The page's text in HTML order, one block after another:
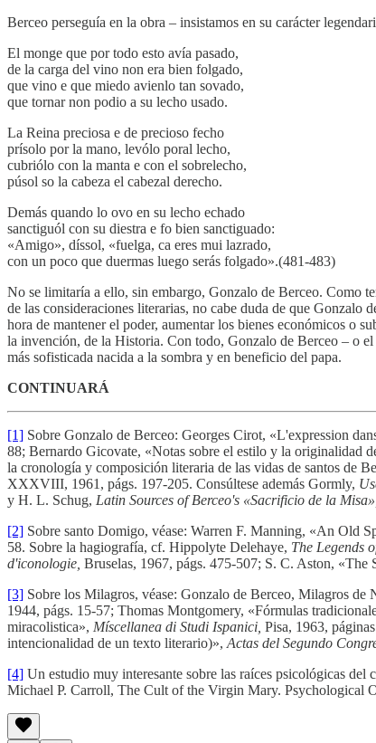
Berceo perseguía en la obra – insistamos en su carácter
El monge que por todo esto avía pasado,
de la carga del vino non era bien folgado,
que vino e que miedo avienlo tan sovado,
que tornar non podio a su lecho usado.
La Reina preciosa e de precioso fecho
prísolo por la mano, levólo poral lecho,
cubriólo con la manta e con el sobrelecho,
púsol so la cabeza el cabezal derecho.
Demás quando lo ovo en su lecho echado
sanctiguól con su diestra e fo bien sanctiguado:
«Amigo», díssol, «fuelga, ca eres mui lazrado,
con un poco que duermas luego serás folgado».(481-483)
No se limitaría a ello, sin embargo, Gonzalo de Berceo. Como
de las consideraciones literarias, no cabe duda de que Gonzalo
hora de mantener el poder, aumentar los bienes económicos o
la invención, de la Historia. Con todo, Gonzalo de Berceo – o
más sofisticada nacida a la sombra y en beneficio del papa.
CONTINUARÁ
[1] Sobre Gonzalo de Berceo: Georges Cirot, «L'expression
88; Bernardo Gicovate, «Notas sobre el estilo y la originalidad
la cronología y composición literaria de las vidas de santos de
XXXVIII, 1961, págs. 197-205. Consúltese además Gormly,
y H. L. Schug, Latin Sources of Berceo's «Sacrificio de la Misa»,
[2] Sobre santo Domigo, véase: Warren F. Manning, «An Old
58. Sobre la hagiografía, cf. Hippolyte Delehaye, The Legends
d'iconologie, Bruselas, 1967, págs. 475-507; S. C. Aston,
[3] Sobre los Milagros, véase: Gonzalo de Berceo, Milagros
1944, págs. 15-57; Thomas Montgomery, «Fórmulas
miracolistica», Míscellanea di Studi Ispanici, Pisa, 1963,
intencionalidad de un texto literario)», Actas del Segundo
[4] Un estudio muy interesante sobre las raíces psicológicas
Michael P. Carroll, The Cult of the Virgin Mary. Psychological